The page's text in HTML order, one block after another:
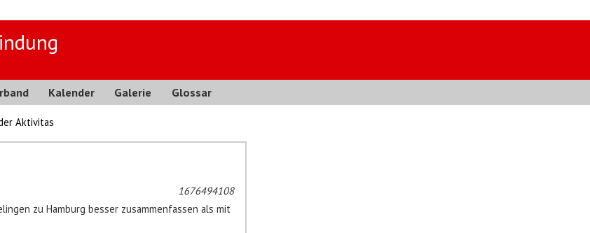
Kalender Galerie Glossar
Aktivitas
1676494108
zu Hamburg besser zusammenfassen als mit